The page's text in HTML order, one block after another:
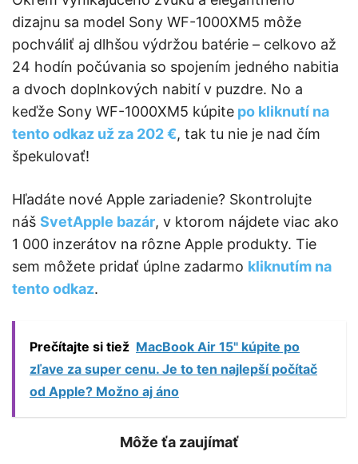
dizajnu sa model Sony WF-1000XM5 môže
pochváliť aj dlhšou výdržou batérie – celkovo až
24 hodín počúvania so spojením jedného nabitia
a dvoch doplnkových nabití v puzdre. No a
keďže Sony WF-1000XM5 kúpite po kliknutí na
tento odkaz už za 202 €, tak tu nie je nad čím
špekulovať!
Hľadáte nové Apple zariadenie? Skontrolujte
náš SvetApple bazár, v ktorom nájdete viac ako
1 000 inzerátov na rôzne Apple produkty. Tie
sem môžete pridať úplne zadarmo kliknutím na
tento odkaz.
Prečítajte si tiež MacBook Air 15" kúpite po
zľave za super cenu. Je to ten najlepší počítač
od Apple? Možno aj áno
Môže ťa zaujímať